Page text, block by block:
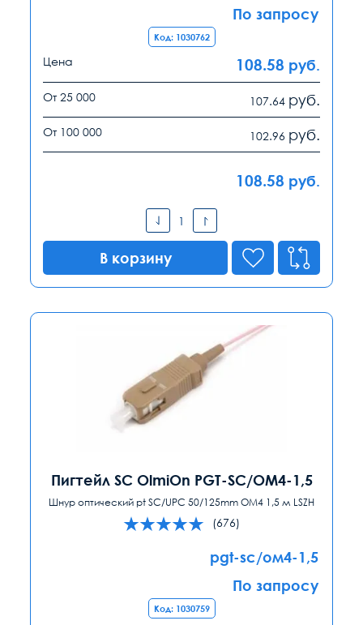
По запросу
Код: 1030762
Цена 108.58 руб.
От 25 000 107.64 руб.
От 100 000 102.96 руб.
108.58 руб.
В корзину
Пигтейл SC OlmiOn PGT-SC/ОМ4-1,5
Шнур оптический pt SC/UPC 50/125mm ОМ4 1,5 м LSZH
(676)
pgt-sc/ом4-1,5
По запросу
Код: 1030759